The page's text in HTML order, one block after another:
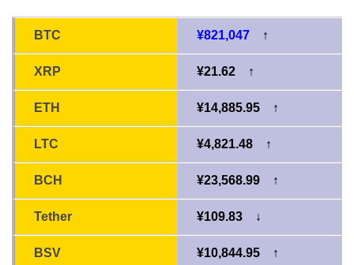
BTC ¥821,047 ↑
XRP ¥21.62 ↑
ETH ¥14,885.95 ↑
LTC ¥4,821.48 ↑
BCH ¥23,568.99 ↑
Tether ¥109.83 ↓
BSV ¥10,844.95 ↑